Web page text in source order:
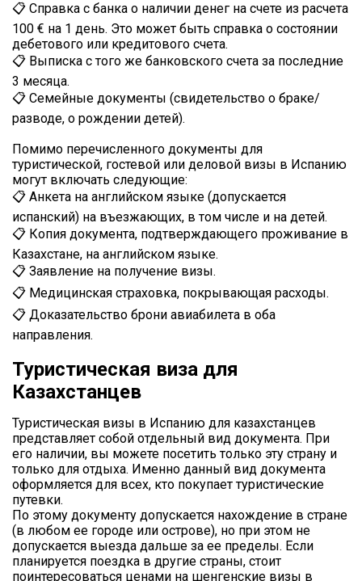
📋 Справка с банка о наличии денег на счете из расчета
100 € на 1 день. Это может быть справка о состоянии
дебетового или кредитового счета.
📋 Выписка с того же банковского счета за последние
3 месяца.
📋 Семейные документы (свидетельство о браке/
разводе, о рождении детей).
Помимо перечисленного документы для
туристической, гостевой или деловой визы в Испанию
могут включать следующие:
📋 Анкета на английском языке (допускается
испанский) на въезжающих, в том числе и на детей.
📋 Копия документа, подтверждающего проживание в
Казахстане, на английском языке.
📋 Заявление на получение визы.
📋 Медицинская страховка, покрывающая расходы.
📋 Доказательство брони авиабилета в оба
направления.
Туристическая виза для
Казахстанцев
Туристическая визы в Испанию для казахстанцев
представляет собой отдельный вид документа. При
его наличии, вы можете посетить только эту страну и
только для отдыха. Именно данный вид документа
оформляется для всех, кто покупает туристические
путевки.
По этому документу допускается нахождение в стране
(в любом ее городе или острове), но при этом не
допускается выезда дальше за ее пределы. Если
планируется поездка в другие страны, стоит
поинтересоваться ценами на шенгенские визы в